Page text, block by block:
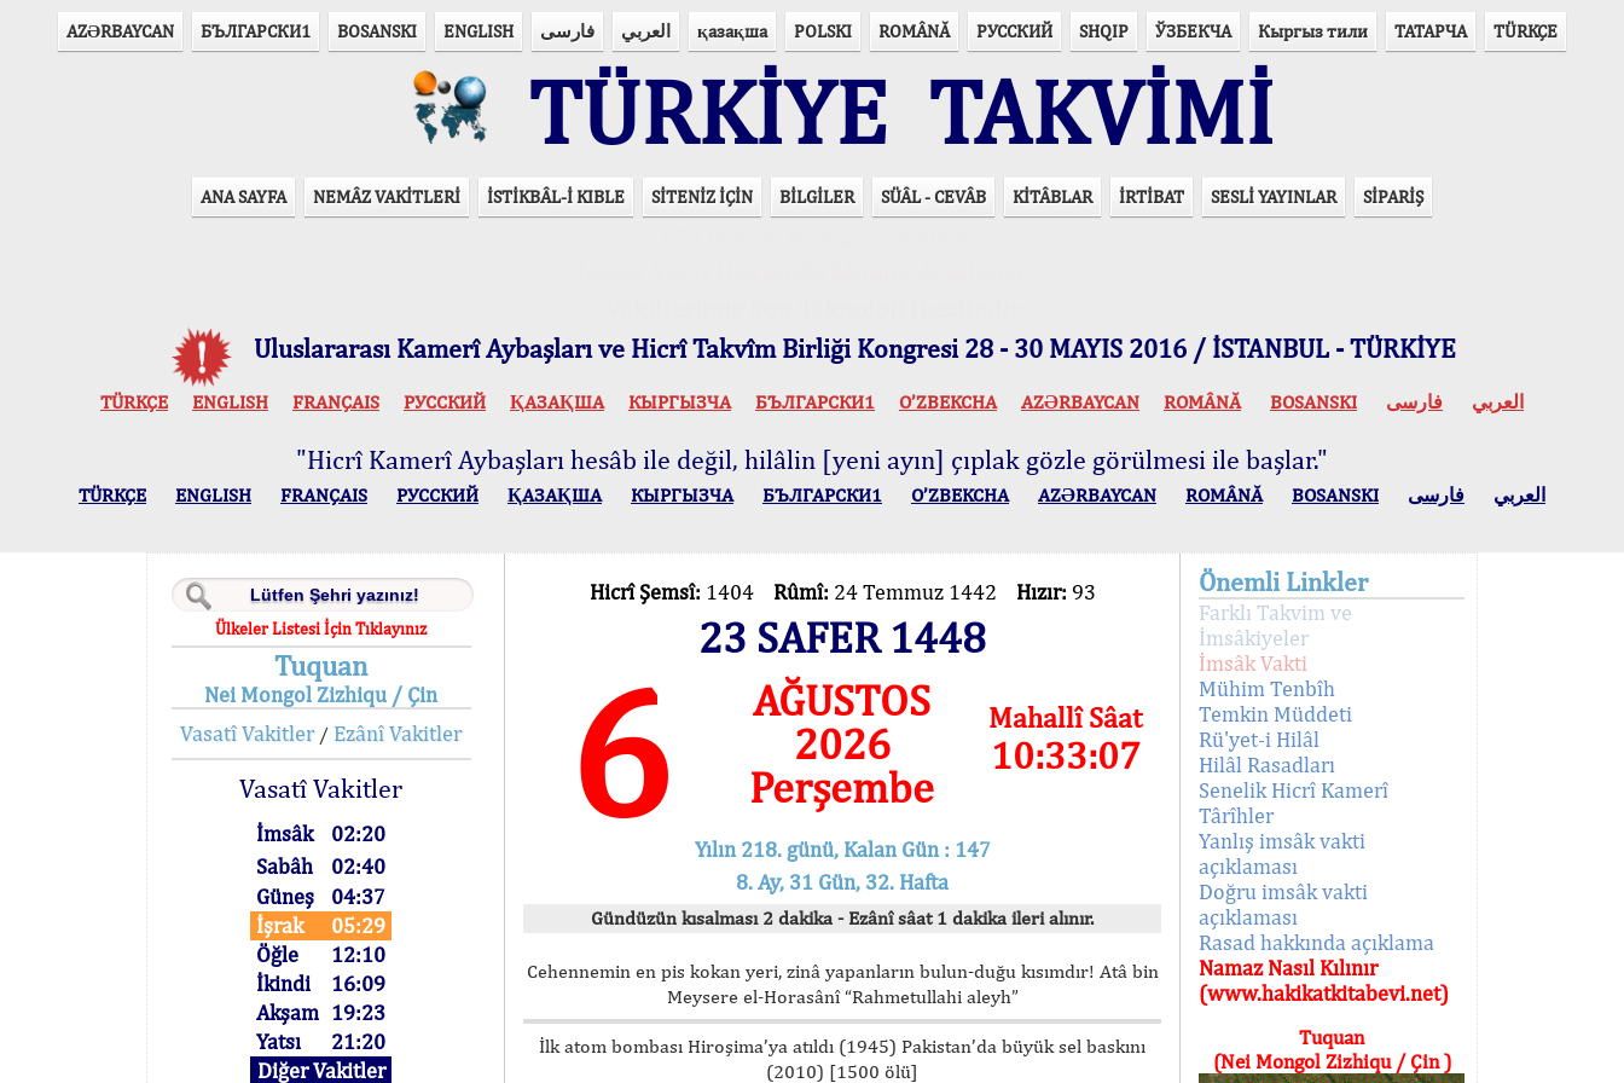
AZӘRBAYCAN БЪЛГАРСКИ1 BOSANSKI ENGLISH فارسی العربي қазақша POLSKI ROMÂNĂ РУССКИЙ SHQIP ЎЗБЕКЧА Кыргыз тили ТАТАРЧА TÜRKÇE
TÜRKİYE TAKVİMİ
ANA SAYFA NEMÂZ VAKİTLERİ İSTİKBÂL-İ KIBLE SİTENİZ İÇİN BİLGİLER SÜÂL - CEVÂB KİTÂBLAR İRTİBAT SESLİ YAYINLAR SİPARİŞ
Uluslararası Kamerî Aybaşları ve Hicrî Takvîm Birliği Kongresi 28 - 30 MAYIS 2016 / İSTANBUL - TÜRKİYE
TÜRKÇE ENGLISH FRANÇAIS РУССКИЙ ҚАЗАҚША КЫPГЫЗЧA БЪЛГАРСКИ1 O’ZBEKCHA AZӘRBAYCAN ROMÂNĂ BOSANSKI العربي فارسی
"Hicrî Kamerî Aybaşları hesâb ile değil, hilâlin [yeni ayın] çıplak gözle görülmesi ile başlar."
TÜRKÇE ENGLISH FRANÇAIS РУССКИЙ ҚАЗАҚША КЫPГЫЗЧA БЪЛГАРСКИ1 O’ZBEKCHA AZӘRBAYCAN ROMÂNĂ BOSANSKI العربي فارسی
Ülkeler Listesi İçin Tıklayınız
Tuquan
Nei Mongol Zizhiqu / Çin
Vasatî Vakitler/ Ezânî Vakitler
Vasatî Vakitler
İmsâk
02:20
Sabâh
02:40
Güneş
04:37
İşrak
05:29
Öğle
12:10
İkindi
16:09
Akşam 19:23
Yatsı
21:20
Diğer Vakitler
Hicrî Şemsî: 1404 Rûmî: 24 Temmuz 1442 Hızır: 93
23 SAFER 1448
6
AĞUSTOS
2026
Perşembe
Mahallî Sâat
10:33:07
Yılın 218. günü, Kalan Gün : 147
8. Ay, 31 Gün, 32. Hafta
Gündüzün kısalması 2 dakika - Ezânî sâat 1 dakika ileri alınır.
Cehennemin en pis kokan yeri, zinâ yapanların bulun-duğu kısımdır! Atâ bin
Meysere el-Horasânî “Rahmetullahi aleyh”
İlk atom bombası Hiroşima’ya atıldı (1945) Pakistan’da büyük sel baskını
(2010) [1500 ölü]
Önemli Linkler
Farklı Takvim ve
İmsâkiyeler
İmsâk Vakti
Mühim Tenbîh
Temkin Müddeti
Rü'yet-i Hilâl
Hilâl Rasadları
Senelik Hicrî Kamerî
Târîhler
Yanlış imsâk vakti
açıklaması
Doğru imsâk vakti
açıklaması
Rasad hakkında açıklama
Namaz Nasıl Kılınır
(www.hakikatkitabevi.net)
Tuquan
(Nei Mongol Zizhiqu / Çin )